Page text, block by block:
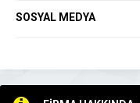
SOSYAL MEDYA